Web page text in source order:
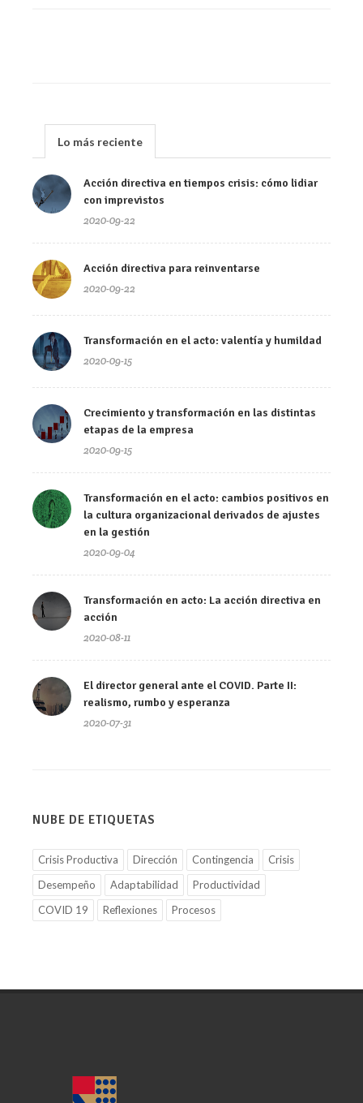
Lo más reciente
Acción directiva en tiempos crisis: cómo lidiar
con imprevistos
2020-09-22
Acción directiva para reinventarse
2020-09-22
Transformación en el acto: valentía y humildad
2020-09-15
Crecimiento y transformación en las distintas
etapas de la empresa
2020-09-15
Transformación en el acto: cambios positivos en
la cultura organizacional derivados de ajustes
en la gestión
2020-09-04
Transformación en acto: La acción directiva en
acción
2020-08-11
El director general ante el COVID. Parte II:
realismo, rumbo y esperanza
2020-07-31
NUBE DE ETIQUETAS
Crisis Productiva Dirección Contingencia
Crisis
Desempeño
Adaptabilidad
Productividad
COVID 19
Reflexiones Procesos